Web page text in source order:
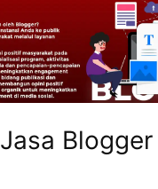
Jasa Blogger